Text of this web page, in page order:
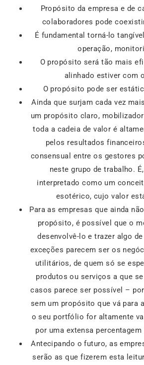
Propósito da empresa e de
colaboradores pode
É fundamental torná-lo
operação,
O propósito será tão mais
alinhado estiver com
O propósito pode ser
Ainda que surjam cada vez
um propósito claro,
toda a cadeia de valor é
pelos resultados
consensual entre os gestores
neste grupo de trabalho.
interpretado como um
esotérico, cujo valor
Para as empresas que ainda
propósito, é possível que o
desenvolvê-lo e trazer algo
exceções parecem ser os
utilitários, de quem só se
produtos ou serviços a que
casos parece ser possível –
sem um propósito que vá para
o seu portfólio for altamente
por uma extensa
Antecipando o futuro, as
serão as que fizerem esta